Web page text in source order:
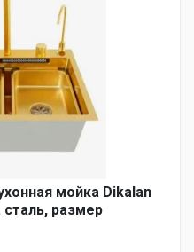
мойка Dikalan
размер